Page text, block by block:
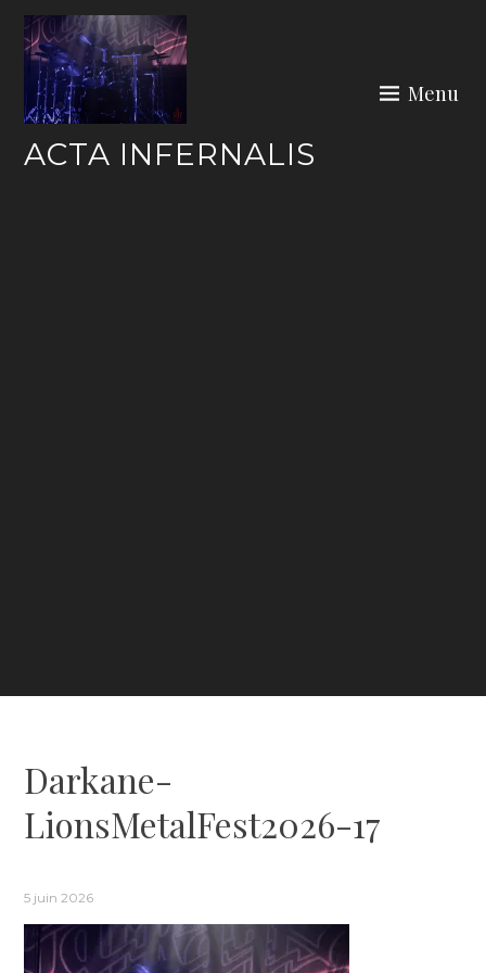
Skip
content
ACTA INFERNALIS
Menu
Darkane-
LionsMetalFest2026-17
5 juin 2026